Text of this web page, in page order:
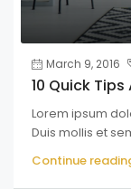
March 9, 2016
10 Quick
Lorem ipsum
Duis mollis et
Continue